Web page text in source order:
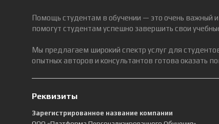
Помощь студентам в обучении — это очень важный
помогут студентам успешно завершить свои
Мы предлагаем широкий спектр услуг для
опытных авторов и консультантов готова оказать
Реквизиты
Зарегистрированное название компании